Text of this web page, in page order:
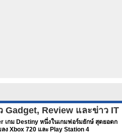
Gadget, Review และข่าว IT
เกม Destiny หนึ่งในเกมฟอร์มยักษ์ สุดยอดก
ง Xbox 720 และ Play Station 4